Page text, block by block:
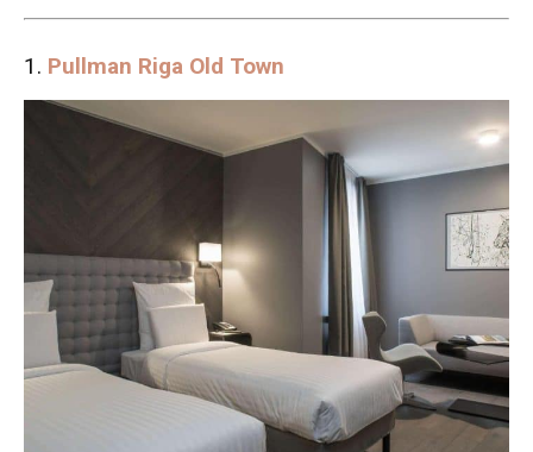
1. Pullman Riga Old Town